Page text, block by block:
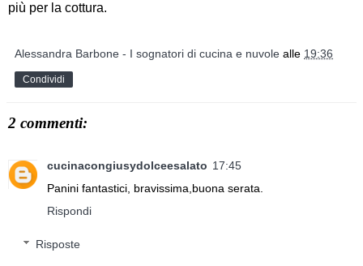
più per la cottura.
Alessandra Barbone - I sognatori di cucina e nuvole alle 19:36
Condividi
2 commenti:
cucinacongiusydolceesalato 17:45
Panini fantastici, bravissima,buona serata.
Rispondi
Risposte